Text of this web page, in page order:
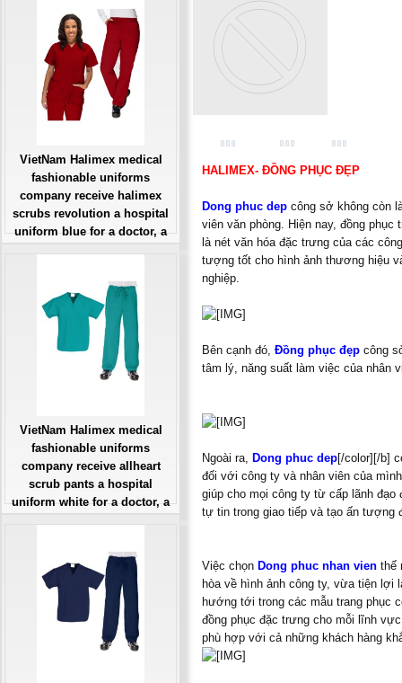
HALIMEX- ĐỒNG PHỤC ĐẸP
Dong phuc dep công sở không còn
viên văn phòng. Hiện nay, đồng
là nét văn hóa đặc trưng của các
tượng tốt cho hình ảnh thương hiệu
nghiệp.
Bên cạnh đó, Đồng phục đẹp công
tâm lý, năng suất làm việc của nhân
Ngoài ra, Dong phuc dep[/color][/b]
đối với công ty và nhân viên của
giúp cho mọi công ty từ cấp lãnh đạo
tự tin trong giao tiếp và tạo ấn tượng
Việc chọn Dong phuc nhan vien thế
hòa về hình ảnh công ty, vừa tiện lợi
hướng tới trong các mẫu trang phục
đồng phục đặc trưng cho mỗi lĩnh
phù hợp với cả những khách hàng
VietNam Halimex medical
fashionable uniforms
company receive halimex
scrubs revolution a hospital
uniform blue for a doctor, a
Giá: Liên Hệ
Đặt hàng
VietNam Halimex medical
fashionable uniforms
company receive allheart
scrub pants a hospital
uniform white for a doctor, a
Giá: Liên Hệ
Đặt hàng